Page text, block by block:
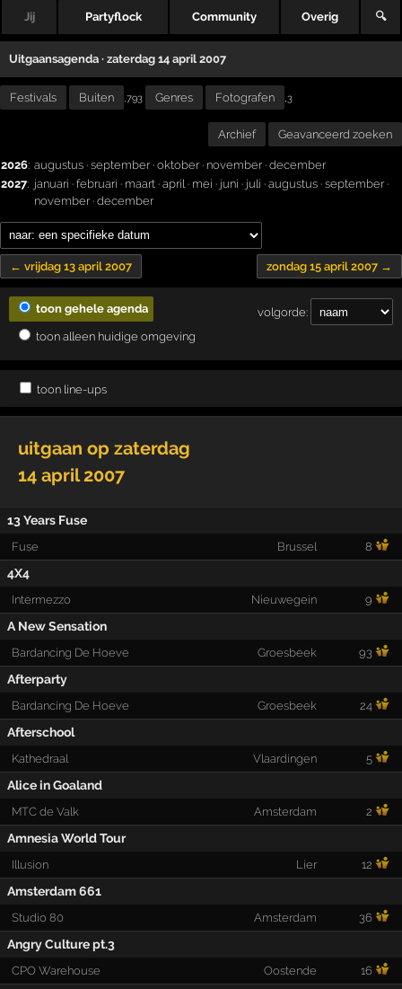
Jij Partyflock Community Overig 🔍
Uitgaansagenda · zaterdag 14 april 2007
Festivals Buiten ,793 Genres Fotografen ,3
Archief Geavanceerd zoeken
2026: augustus · september· oktober· november· december
2027: januari · februari · maart · april· mei · juni · juli · augustus · september·
november· december
← vrijdag 13 april 2007 zondag 15 april 2007 →
volgorde:
toon gehele agenda
toon alleen huidige omgeving
toon line-ups
uitgaan op zaterdag
14 april 2007
13 Years Fuse
Fuse Brussel 8
4X4
Intermezzo Nieuwegein 9
A New Sensation
Bardancing De Hoeve Groesbeek 93
Afterparty
Bardancing De Hoeve Groesbeek 24
Afterschool
Kathedraal Vlaardingen 5
Alice in Goaland
MTC de Valk Amsterdam 2
Amnesia World Tour
Illusion Lier 12
Amsterdam 661
Studio 80 Amsterdam 36
Angry Culture pt.3
CPO Warehouse Oostende 16